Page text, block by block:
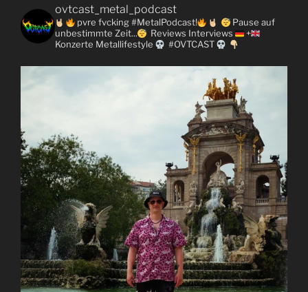
ovtcast_metal_podcast
pvre fvcking #MetalPodcast!
Pause auf
unbestimmte Zeit...
Reviews Interviews
+
Konzerte Metallifestyle #OVTCAST